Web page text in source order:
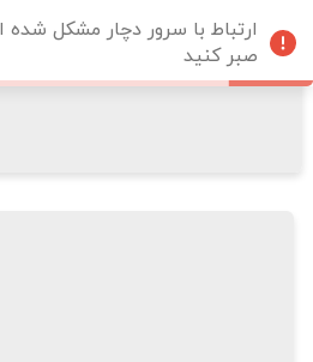
ارتباط با سرور دچار مشکل
صبر کنید